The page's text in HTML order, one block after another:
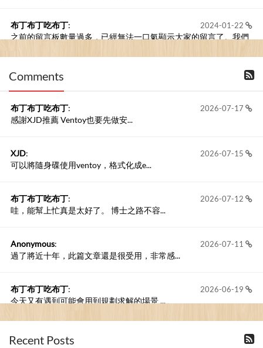
2024-01-22
布丁布丁吃布丁:
之前的留言板數量過多，已經無法一口氣顯示大家的留言了。我們
Comments
2026-07-17
布丁布丁吃布丁:
感謝XJD推薦 Ventoy也要先做安...
2026-07-15
XJD:
可以將隨身碟使用ventoy，格式化成e...
2026-07-12
布丁布丁吃布丁:
哇，能幫上忙真是太好了。 博士之路不容...
2026-07-11
Anonymous:
過了將近十年，此篇文章還是很受用，非常感...
2026-06-19
布丁布丁吃布丁:
今天又有遇到可能會用到規劃求解的場景 ...
2026-06-18
布丁布丁吃布丁
kage好像也可以下載整個網站 感謝分享
Recent Posts